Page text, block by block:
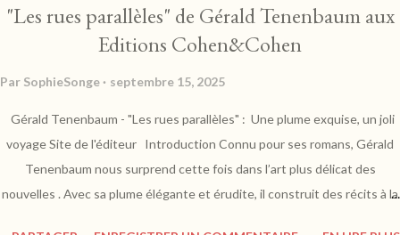
"Les rues parallèles" de Gérald Tenenbaum aux
Editions Cohen&Cohen
Par SophieSonge septembre 15, 2025
Gérald Tenenbaum - "Les rues parallèles" : Une plume exquise, un joli
voyage Site de l'éditeur Introduction Connu pour ses romans, Gérald
Tenenbaum nous surprend cette fois dans l’art plus délicat des
nouvelles . Avec sa plume élégante et érudite, il construit des récits à la